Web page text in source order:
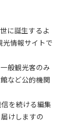
に誕生するよ
光情報サイトで
般観光客のみ
など公的機関
を続ける編集
けしますの